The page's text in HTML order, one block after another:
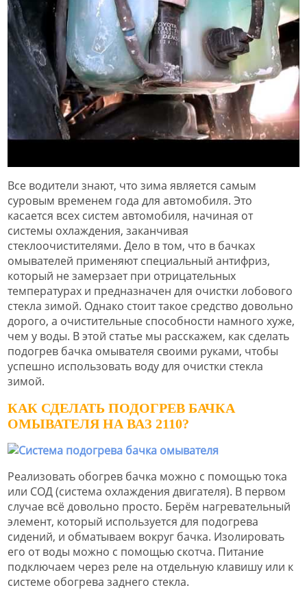
Все водители знают, что зима является самым
суровым временем года для автомобиля. Это
касается всех систем автомобиля, начиная от
системы охлаждения, заканчивая
стеклоочистителями. Дело в том, что в бачках
омывателей применяют специальный антифриз,
который не замерзает при отрицательных
температурах и предназначен для очистки лобового
стекла зимой. Однако стоит такое средство довольно
дорого, а очистительные способности намного хуже,
чем у воды. В этой статье мы расскажем, как сделать
подогрев бачка омывателя своими руками, чтобы
успешно использовать воду для очистки стекла
зимой.
КАК СДЕЛАТЬ ПОДОГРЕВ БАЧКА
ОМЫВАТЕЛЯ НА ВАЗ 2110?
Реализовать обогрев бачка можно с помощью тока
или СОД (система охлаждения двигателя). В первом
случае всё довольно просто. Берём нагревательный
элемент, который используется для подогрева
сидений, и обматываем вокруг бачка. Изолировать
его от воды можно с помощью скотча. Питание
подключаем через реле на отдельную клавишу или к
системе обогрева заднего стекла.